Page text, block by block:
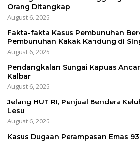
Orang Ditangkap
August 6, 2026
Fakta-fakta Kasus Pembunuhan
Pembunuhan Kakak Kandung di
August 6, 2026
Pendangkalan Sungai Kapuas
Kalbar
August 6, 2026
Jelang HUT RI, Penjual Bendera
Lesu
August 6, 2026
Kasus Dugaan Perampasan Emas